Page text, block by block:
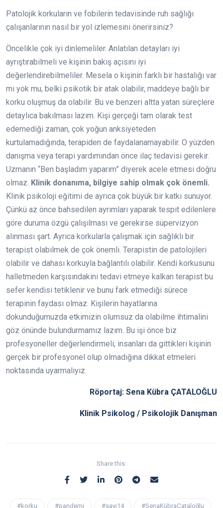
Patolojik korkuların ve fobilerin tedavisinde ruh sağlığı
çalışanlarının nasıl bir yol izlemesini önerirsiniz?
Öncelikle çok iyi dinlemeliler. Anlatılan detayları iyi
ayrıştırabilmeli ve kişinin bakış açısını iyi
değerlendirebilmeliler. Mesela o kişinin farklı bir hastalığı var
mı yok mu, belki psikotik bir atak olabilir, maddeye bağlı bir
korku oluşmuş da olabilir. Bu ve benzeri altta yatan süreçlere
detaylıca bakılması lazım. Kişi gerçeği tam olarak test
edemediği zaman, çok yoğun anksiyeteden
kurtulamadığında, terapiden de faydalanamayabilir. O yüzden
danışma veya terapi yardımından önce ilaç tedavisi gerekir.
Uzmanın “Ben başladım yaparım” diyerek acele etmesi doğru
olmaz. Klinik donanıma, bilgiye sahip olmak çok önemli.
Klinik psikoloji eğitimi de ayrıca çok büyük bir katkı sunuyor.
Çünkü az önce bahsedilen ayrımları yaparak tespit edilenlere
göre duruma özgü çalışılması ve gerekirse süpervizyon
alınması şart. Ayrıca korkularla çalışmak için sağlıklı bir
terapist olabilmek de çok önemli. Terapistin de patolojileri
olabilir ve dahası korkuyla bağlantılı olabilir. Kendi korkusunu
halletmeden karşısındakini tedavi etmeye kalkan terapist bu
sefer kendisi tetiklenir ve bunu fark etmediği sürece
terapinin faydası olmaz. Kişilerin hayatlarına
dokunduğumuzda etkimizin olumsuz da olabilme ihtimalini
göz önünde bulundurmamız lazım. Bu işi önce biz
profesyoneller değerlendirmeli; insanları da gittikleri kişinin
gerçek bir profesyonel olup olmadığına dikkat etmeleri
noktasında uyarmalıyız.
Röportaj: Sena Kübra ÇATALOĞLU
Klinik Psikolog / Psikolojik Danışman
Share this:
#korku #pandemi #sayı14 #SenaKübraÇataloğlu